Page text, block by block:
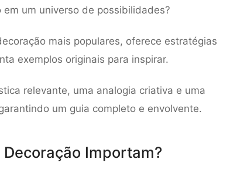
um universo de possibilidades?
mais populares, oferece estratégias
exemplos originais para inspirar.
relevante, uma analogia criativa e uma
um guia completo e envolvente.
Importam?